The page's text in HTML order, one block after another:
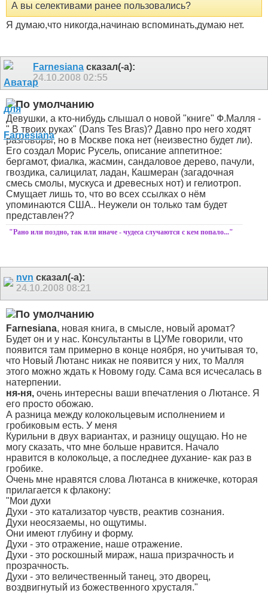
А вы селективами ранее пользовались?
Я думаю,что никогда,начинаю вспоминать,думаю нет.
Farnesiana сказал(-а):
24.10.2008 02:55
Девушки, а кто-нибудь слышал о новой "книге" Ф.Малля -
" В твоих руках" (Dans Tes Bras)? Давно про него ходят
разговоры, но в Москве пока нет (неизвестно будет ли).
Его создал Морис Русель, описание аппетитное:
бергамот, фиалка, жасмин, сандаловое дерево, пачули,
гвоздика, салицилат, ладан, Кашмеран (загадочная
смесь смолы, мускуса и древесных нот) и гелиотроп.
Смущает лишь то, что во всех ссылках о нём
упоминаются США.. Неужели он только там будет
представлен??
"Рано или поздно, так или иначе - чудеса случаются с кем попало..."
nvn сказал(-а):
24.10.2008 08:21
Farnesiana, новая книга, в смысле, новый аромат?
Будет он и у нас. Консультанты в ЦУМе говорили, что
появится там примерно в конце ноября, но учитывая то,
что Новый Лютанс никак не появится у них, то Малля
этого можно ждать к Новому году. Сама вся исчесалась в
натерпении.
ня-ня, очень интересны ваши впечатления о Лютансе. Я
его просто обожаю.
А разница между колокольцевым исполнением и
гробиковым есть. У меня
Курильни в двух вариантах, и разницу ощущаю. Но не
могу сказать, что мне больше нравится. Начало
нравится в колокольце, а последнее духание- как раз в
гробике.
Очень мне нравятся слова Лютанса в книжечке, которая
прилагается к флакону:
"Мои духи
Духи - это катализатор чувств, реактив сознания.
Духи неосязаемы, но ощутимы.
Они имеют глубину и форму.
Духи - это отражение, наше отражение.
Духи - это роскошный мираж, наша призрачность и
прозрачность.
Духи - это величественный танец, это дворец,
воздвигнутый из божественного хрусталя."